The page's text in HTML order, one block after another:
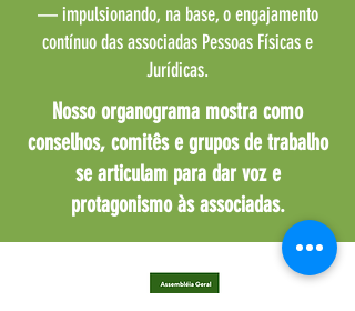
— impulsionando, na base, o engajamento
contínuo das associadas Pessoas Físicas e
Jurídicas.
Nosso organograma mostra como
conselhos, comitês e grupos de trabalho
se articulam para dar voz e
protagonismo às associadas.